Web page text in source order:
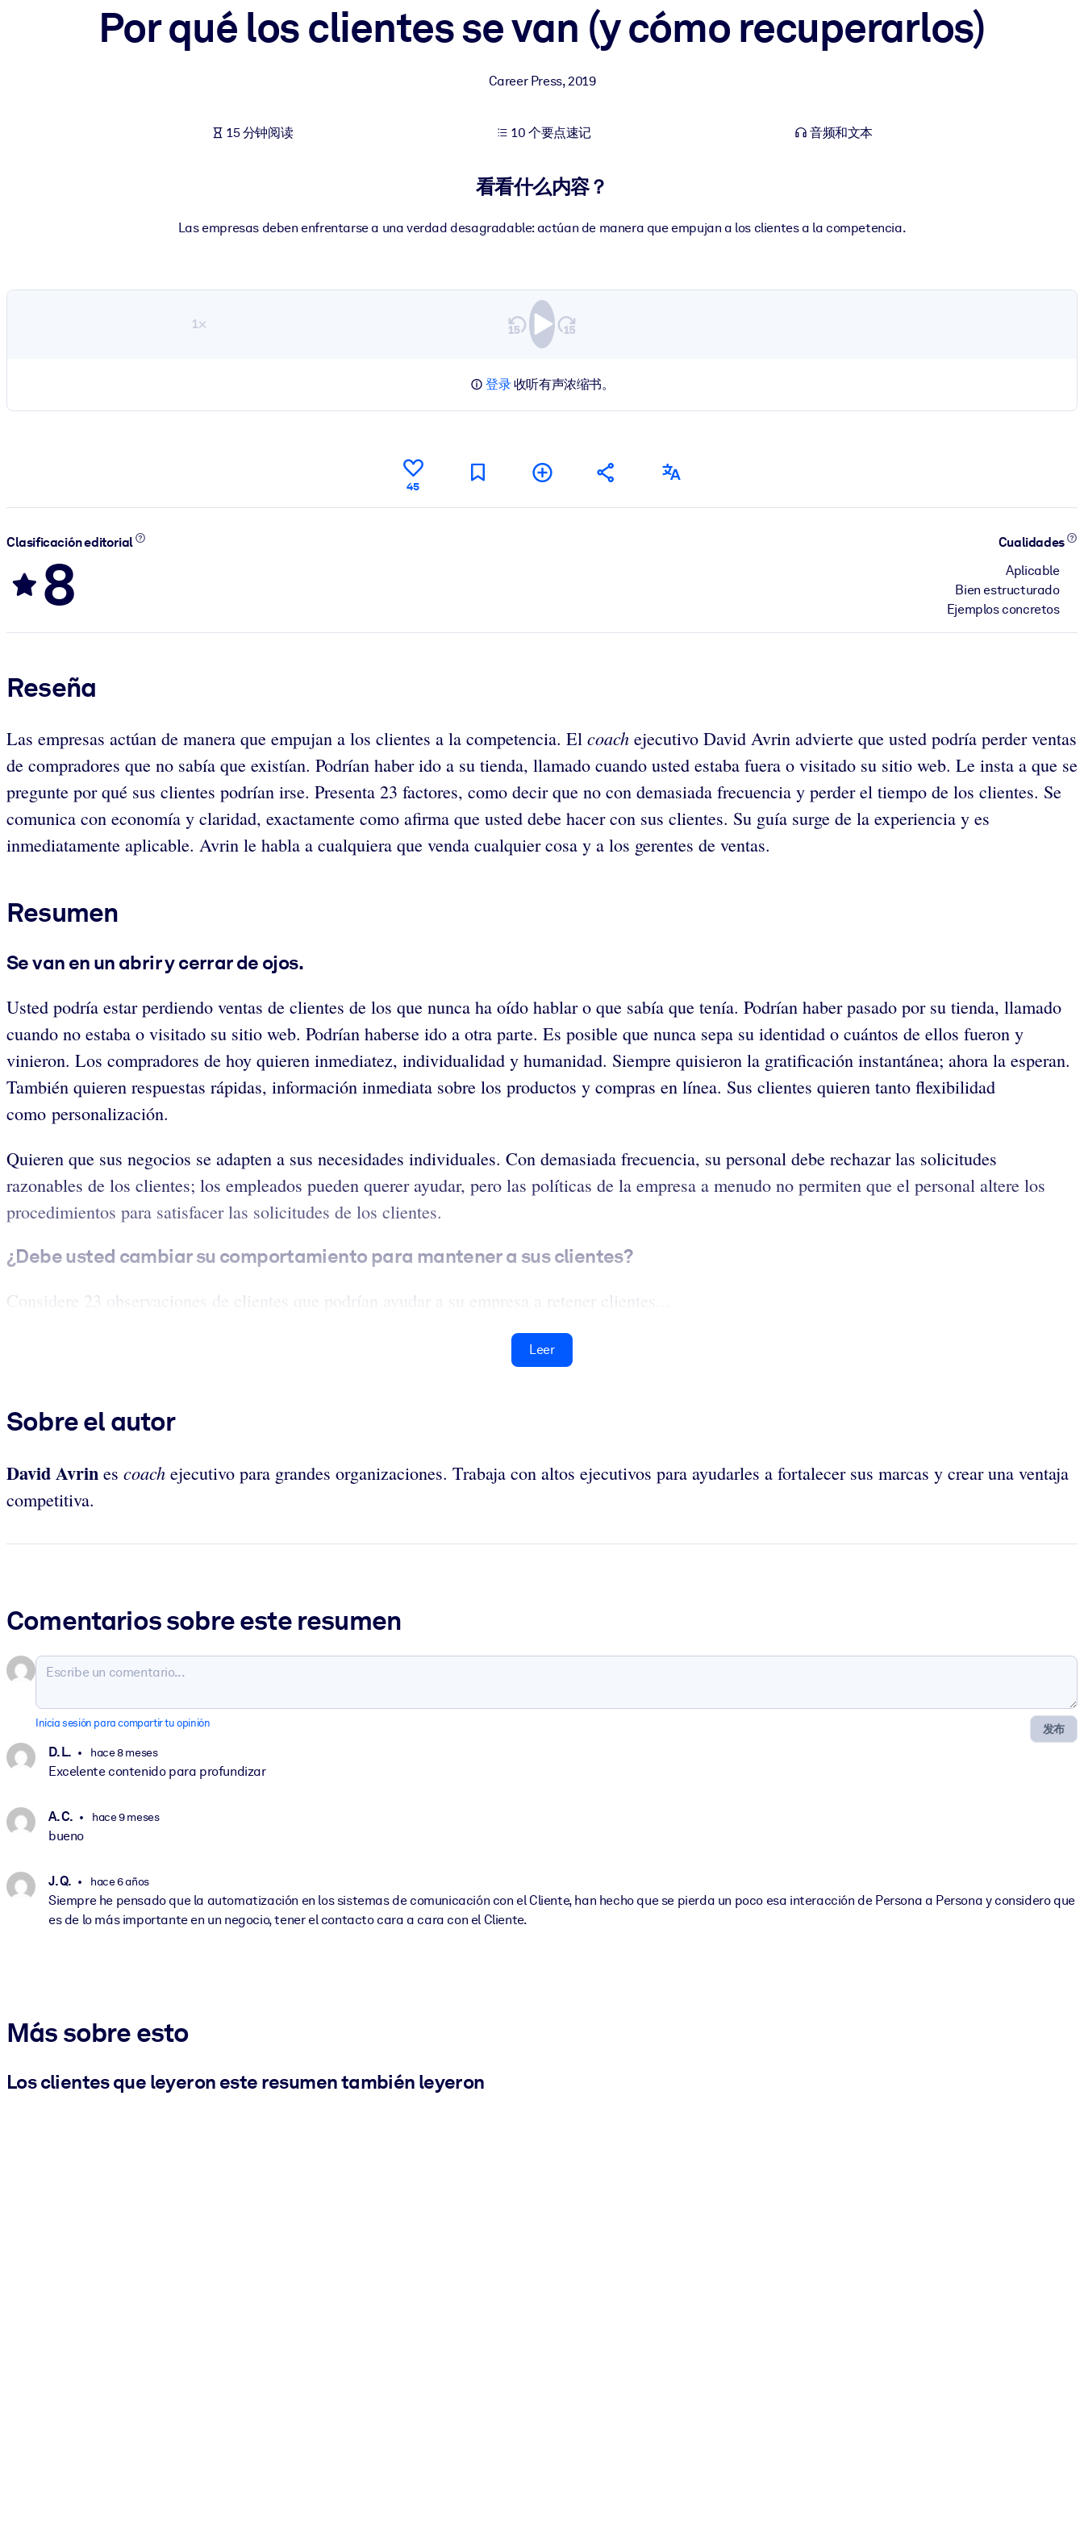
面向 LMS/LXPPor qué los clientes se van (y cómo recuperarlos)
Career Press,2019
15 分钟阅读 10 个要点速记 音频和文本
看看什么内容？
Las empresas deben enfrentarse a una verdad desagradable: actúan de manera que empujan a los clientes a la competencia.
1×
登录收听有声浓缩书。
45
Clasificación editorial
8
Cualidades
Aplicable
Bien estructurado
Ejemplos concretos
Reseña
Las empresas actúan de manera que empujan a los clientes a la competencia. El coach ejecutivo David Avrin advierte que usted podría perder ventas
de compradores que no sabía que existían. Podrían haber ido a su tienda, llamado cuando usted estaba fuera o visitado su sitio web. Le insta a que se
pregunte por qué sus clientes podrían irse. Presenta 23 factores, como decir que no con demasiada frecuencia y perder el tiempo de los clientes. Se
comunica con economía y claridad, exactamente como afirma que usted debe hacer con sus clientes. Su guía surge de la experiencia y es
inmediatamente aplicable. Avrin le habla a cualquiera que venda cualquier cosa y a los gerentes de ventas.
Resumen
Se van en un abrir y cerrar de ojos.
Usted podría estar perdiendo ventas de clientes de los que nunca ha oído hablar o que sabía que tenía. Podrían haber pasado por su tienda, llamado
cuando no estaba o visitado su sitio web. Podrían haberse ido a otra parte. Es posible que nunca sepa su identidad o cuántos de ellos fueron y
vinieron. Los compradores de hoy quieren inmediatez, individualidad y humanidad. Siempre quisieron la gratificación instantánea; ahora la esperan.
También quieren respuestas rápidas, información inmediata sobre los productos y compras en línea. Sus clientes quieren tanto flexibilidad
como personalización.
Quieren que sus negocios se adapten a sus necesidades individuales. Con demasiada frecuencia, su personal debe rechazar las solicitudes
razonables de los clientes; los empleados pueden querer ayudar, pero las políticas de la empresa a menudo no permiten que el personal altere los
procedimientos para satisfacer las solicitudes de los clientes.
¿Debe usted cambiar su comportamiento para mantener a sus clientes?
Considere 23 observaciones de clientes que podrían ayudar a su empresa a retener clientes...
Leer
Sobre el autor
David Avrin es coach ejecutivo para grandes organizaciones. Trabaja con altos ejecutivos para ayudarles a fortalecer sus marcas y crear una ventaja
competitiva.
Comentarios sobre este resumen
发布
Inicia sesión para compartir tu opinión
D. L. hace 8 meses
Excelente contenido para profundizar
A. C. hace 9 meses
bueno
J. Q. hace 6 años
Siempre he pensado que la automatización en los sistemas de comunicación con el Cliente, han hecho que se pierda un poco esa interacción de Persona a Persona y considero que
es de lo más importante en un negocio, tener el contacto cara a cara con el Cliente.
Más sobre esto
Los clientes que leyeron este resumen también leyeron